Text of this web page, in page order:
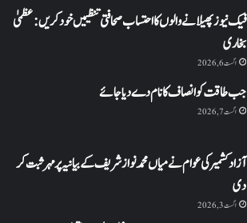
فیک نیوز پھیلانے والوں کا احتساب صحافتی تنظیمیں خود کریں: عظمیٰ
بخاری
اگست 6, 2026
جب طاقت کو انصاف کا نام دے دیا جائے
اگست 7, 2026
آزاد کشمیر کی عوام نے میاں محمد نواز شریف کے بیانیہ پر مہر ثبت کر
دی
اگست 3, 2026